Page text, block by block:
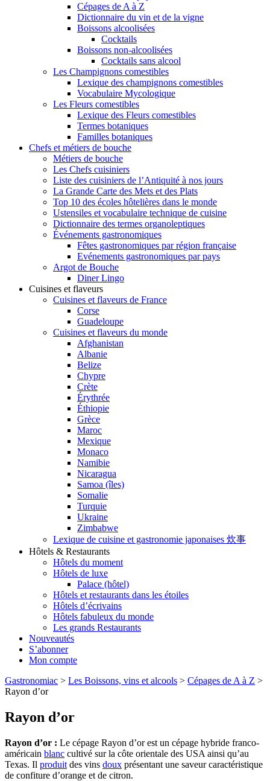
Cépages de A à Z
Dictionnaire du vin et de la vigne
Boissons alcoolisées
Cocktails
Boissons non-alcoolisées
Cocktails sans alcool
Les Champignons comestibles
Lexique des champignons comestibles
Vocabulaire Mycologique
Les Fleurs comestibles
Lexique des Fleurs comestibles
Termes botaniques
Familles botaniques
Chefs et métiers de bouche
Métiers de bouche
Les Chefs cuisiniers
Liste des cuisiniers de l’Antiquité à nos jours
La Grande Carte des Mets et des Plats
Top 10 des écoles hôtelières dans le monde
Ustensiles et vocabulaire technique de cuisine
Dictionnaire des termes organoleptiques
Événements gastronomiques
Fêtes gastronomiques par région française
Evénements gastronomiques par pays
Argot de Bouche
Diner Lingo
Cuisines et flaveurs
Cuisines et flaveurs de France
Corse
Guadeloupe
Cuisines et flaveurs du monde
Afghanistan
Albanie
Belize
Chypre
Crète
Érythrée
Éthiopie
Grèce
Maroc
Mexique
Monaco
Namibie
Nicaragua
Samoa (îles)
Somalie
Turquie
Ukraine
Zimbabwe
Lexique de cuisine et gastronomie japonaises 炊事
Hôtels & Restaurants
Hôtels du moment
Hôtels de luxe
Palace (hôtel)
Hôtels et restaurants dans les étoiles
Hôtels d’écrivains
Hôtels fabuleux du monde
Les grands Restaurants
Nouveautés
S’abonner
Mon compte
Gastronomiac > Les Boissons, vins et alcools > Cépages de A à Z >
Rayon d’or
Rayon d’or
Rayon d’or : Le cépage Rayon d’or est un cépage hybride franco-
américain blanc cultivé sur la côte orientale des USA ainsi qu’au
Texas. Il produit des vins doux présentant une saveur caractéristique
de confiture d’orange et de citron.